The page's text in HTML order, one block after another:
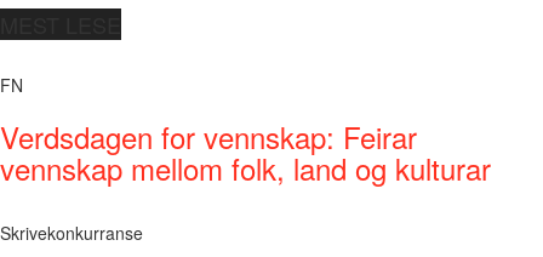
FN
Verdsdagen for vennskap: Feirar
vennskap mellom folk, land og kulturar
Skrivekonkurranse